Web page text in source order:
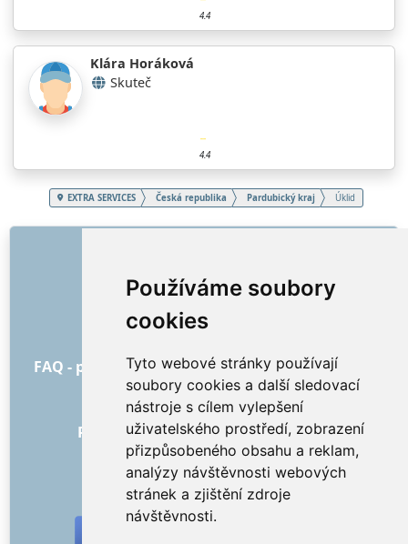
Používáme soubory
cookies
Tyto webové stránky používají
soubory cookies a další sledovací
nástroje s cílem vylepšení
uživatelského prostředí, zobrazení
přizpůsobeného obsahu a reklam,
analýzy návštěvnosti webových
stránek a zjištění zdroje
návštěvnosti.
4.4
Klára Horáková
Skuteč
4.4
EXTRA SERVICES Česká republika Pardubický kraj Úklid
O nás
Jak to všechno začalo
Ceník
FAQ - pro objednatele FAQ - pro poskytovatele
Reklama a marketing
Blog
Recenze objednávek s hodnocením
Kontakt
SOCIÁLNÍ SÍTĚ